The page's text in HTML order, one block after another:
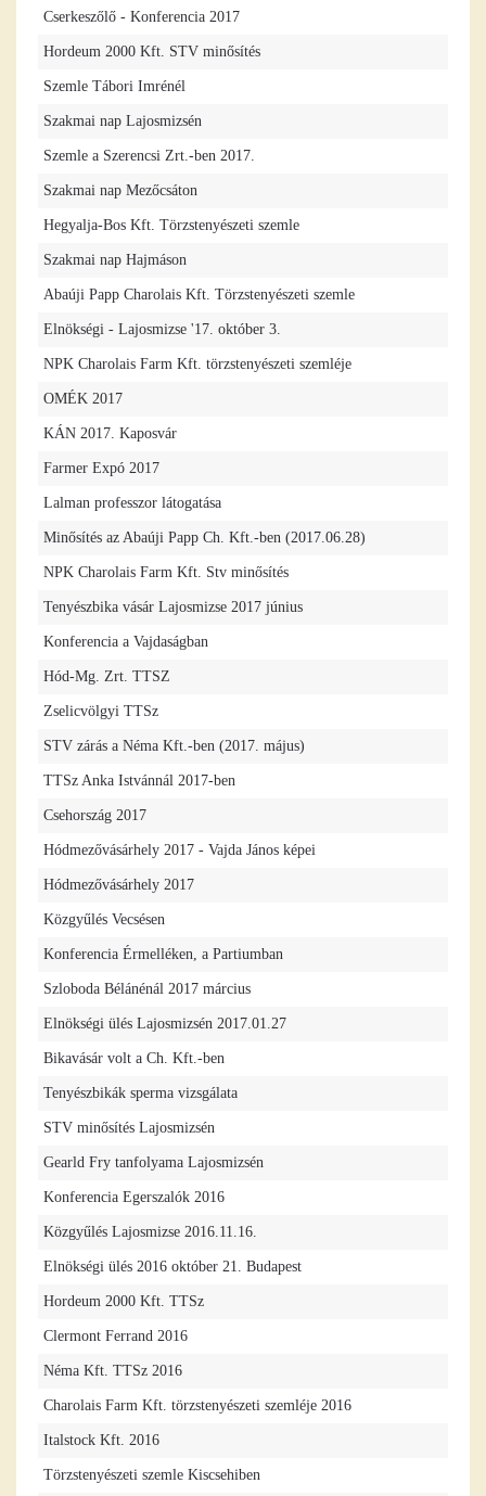
Cserkeszőlő - Konferencia 2017
Hordeum 2000 Kft. STV minősítés
Szemle Tábori Imrénél
Szakmai nap Lajosmizsén
Szemle a Szerencsi Zrt.-ben 2017.
Szakmai nap Mezőcsáton
Hegyalja-Bos Kft. Törzstenyészeti szemle
Szakmai nap Hajmáson
Abaúji Papp Charolais Kft. Törzstenyészeti szemle
Elnökségi - Lajosmizse '17. október 3.
NPK Charolais Farm Kft. törzstenyészeti szemléje
OMÉK 2017
KÁN 2017. Kaposvár
Farmer Expó 2017
Lalman professzor látogatása
Minősítés az Abaúji Papp Ch. Kft.-ben (2017.06.28)
NPK Charolais Farm Kft. Stv minősítés
Tenyészbika vásár Lajosmizse 2017 június
Konferencia a Vajdaságban
Hód-Mg. Zrt. TTSZ
Zselicvölgyi TTSz
STV zárás a Néma Kft.-ben (2017. május)
TTSz Anka Istvánnál 2017-ben
Csehország 2017
Hódmezővásárhely 2017 - Vajda János képei
Hódmezővásárhely 2017
Közgyűlés Vecsésen
Konferencia Érmelléken, a Partiumban
Szloboda Bélánénál 2017 március
Elnökségi ülés Lajosmizsén 2017.01.27
Bikavásár volt a Ch. Kft.-ben
Tenyészbikák sperma vizsgálata
STV minősítés Lajosmizsén
Gearld Fry tanfolyama Lajosmizsén
Konferencia Egerszalók 2016
Közgyűlés Lajosmizse 2016.11.16.
Elnökségi ülés 2016 október 21. Budapest
Hordeum 2000 Kft. TTSz
Clermont Ferrand 2016
Néma Kft. TTSz 2016
Charolais Farm Kft. törzstenyészeti szemléje 2016
Italstock Kft. 2016
Törzstenyészeti szemle Kiscsehiben